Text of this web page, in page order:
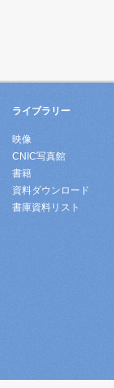
ライブラリー
映像
CNIC写真館
書籍
資料ダウンロード
書庫資料リスト